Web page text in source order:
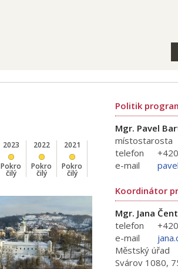
2023
Pokro
čilý
2022
Pokro
čilý
2021
Pokro
čilý
2019
Pokro
2018
Pokro
čilý
Politik
Mgr. Pavel
místostarosta
telefon
e-mail
Koordinátor
Mgr. Jana
telefon
e-mail
Městský úřad
Svárov 1080,